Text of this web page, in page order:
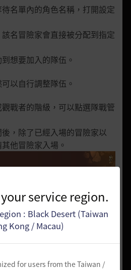
service region.
: Black Desert (Taiwan
Kong / Macau)
for users from the Taiwan /
名單內的角色名稱，打開設定
名冒險家會直接被分配到指定
想要加入的隊伍。
以自行調整隊伍。
戰者的階級，可以點選隊戰管
，除了已經入場的冒險家以
他冒險家入場。